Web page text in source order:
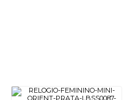
OFERTAS